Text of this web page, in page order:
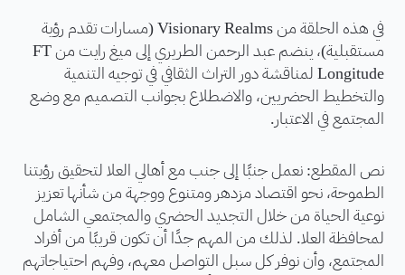
في هذه الحلقة من Visionary Realms (مسارات تقدم رؤية
مستقبلية)، ينضم عبد الرحمن الطريري إلى ميغ رايت من FT
Longitude لمناقشة دور التراث الثقافي في توجيه التنمية
والتخطيط الحضريين، والاضطلاع بجوانب التصميم مع وضع
المجتمع في الاعتبار.
نص المقطع: نعمل جنبًا إلى جنب مع أهالي العلا لتحقيق رؤيتنا
الطموحة، نحو اقتصاد مزدهر ومتنوع ووجهة من شأنها تعزيز
نوعية الحياة من خلال التجديد الحضري والمجتمعي الشامل
لمحافظة العلا. لذلك من المهم جدًا أن تكون قريبًا من أفراد
المجتمع، وأن نوفر كل سبل التواصل معهم، وفهم احتياجاتهم